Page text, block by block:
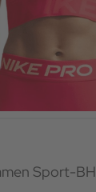
Sport-BH